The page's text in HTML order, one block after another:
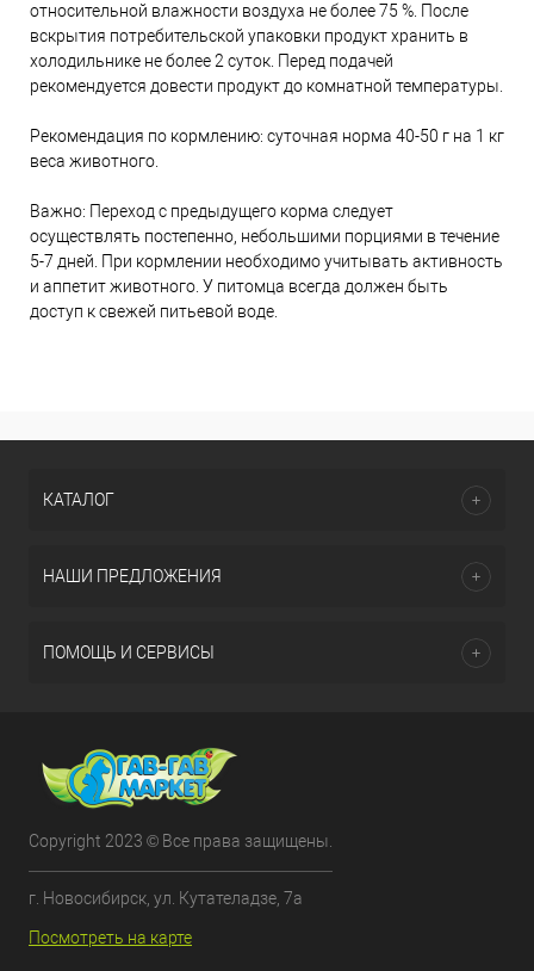
относительной влажности воздуха не более 75 %. После
вскрытия потребительской упаковки продукт хранить в
холодильнике не более 2 суток. Перед подачей
рекомендуется довести продукт до комнатной температуры.
Рекомендация по кормлению: суточная норма 40-50 г на 1 кг
веса животного.
Важно: Переход с предыдущего корма следует
осуществлять постепенно, небольшими порциями в течение
5-7 дней. При кормлении необходимо учитывать активность
и аппетит животного. У питомца всегда должен быть
доступ к свежей питьевой воде.
КАТАЛОГ
НАШИ ПРЕДЛОЖЕНИЯ
ПОМОЩЬ И СЕРВИСЫ
Copyright 2023 © Все права защищены.
г. Новосибирск, ул. Кутателадзе, 7а
Посмотреть на карте